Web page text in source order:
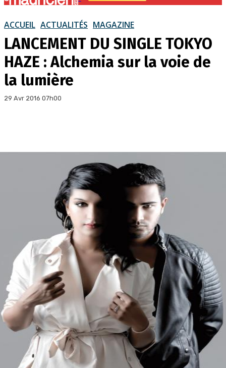
ACCUEIL ACTUALITÉS MAGAZINE
LANCEMENT DU SINGLE TOKYO
HAZE : Alchemia sur la voie de
la lumière
29 Avr 2016 07h00